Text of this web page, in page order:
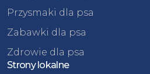
Przysmaki dla psa
Zabawki dla psa
Zdrowie dla psa
Strony lokalne